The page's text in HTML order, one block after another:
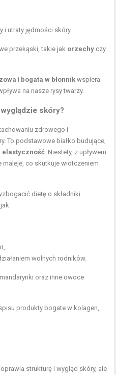
i utraty jędrności skóry.
przekąski, takie jak orzechy czy
i bogata w błonnik wspiera
na nasze rysy twarzy.
skóry?
zdrowego i
To podstawowe białko budujące,
elastyczność. Niestety, z upływem
maleje, co skutkuje wiotczeniem
dietę o składniki
wolnych rodników.
oraz inne owoce
produkty bogate w kolagen,
strukturę i wygląd skóry, ale